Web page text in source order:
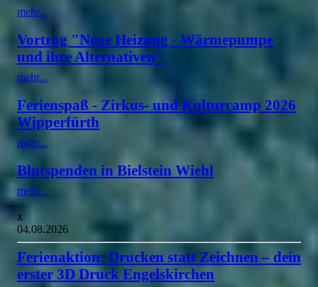
mehr...
Vortrag "Neue Heizung - Wärmepumpe
und ihre Alternativen"
mehr...
Ferienspaß - Zirkus- und Kulturcamp 2026
Wipperfürth
mehr...
Blutspenden in Bielstein Wiehl
mehr...
x
04.08.2026
Ferienaktion: Drucken statt Zeichnen – dein
erster 3D Druck Engelskirchen